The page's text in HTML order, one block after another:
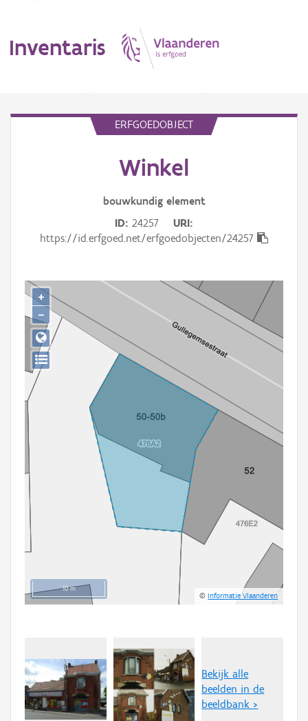
Inventaris
Gebeurtenis
Persoon of collectief
Downloads
Hergebruik
Aanmelden
ERFGOEDOBJECT
Winkel
bouwkundig element
ID 24257
URI
https://id.erfgoed.net/erfgoedobjecten/24257
10 m
©Informatie Vlaanderen
+
−
Bekijk alle
beelden in de
beeldbank >